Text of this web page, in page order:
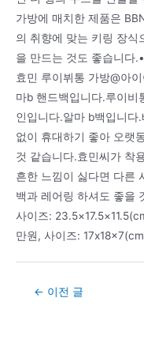
가방에 매치한 제품은
의 취향에 맞는 키링 장식
을 만드는 것도 좋습니다
효민 루이뷔통 가방@아
마b 핸드백입니다.루이비
인입니다.알마 b백입니다
없이 휴대하기 좋아 오랫
것 같습니다.효민씨가 착
흔한 느낌이 싫다면 다른
백과 레어링 하셔도 좋을
사이즈:
만원, 사이즈:
Post← 이전 글